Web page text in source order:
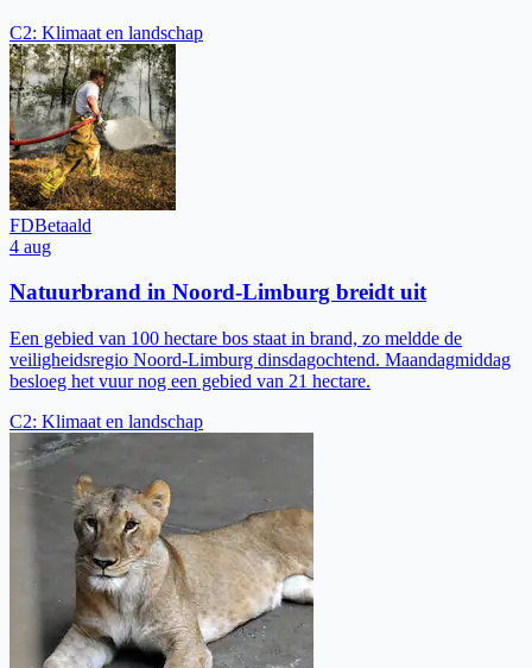
C2: Klimaat en landschap
FDBetaald
4 aug
Natuurbrand in Noord-Limburg breidt uit
Een gebied van 100 hectare bos staat in brand, zo meldde de
veiligheidsregio Noord-Limburg dinsdagochtend. Maandagmiddag
besloeg het vuur nog een gebied van 21 hectare.
C2: Klimaat en landschap